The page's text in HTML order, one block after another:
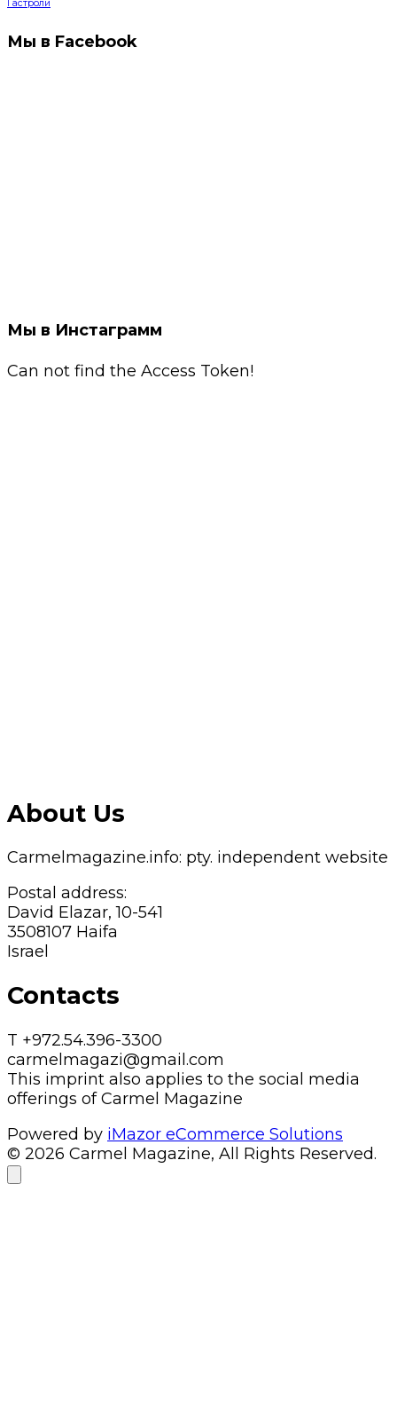
Гастроли
Мы в Facebook
Мы в Инстаграмм
Can not find the Access Token!
About Us
Carmelmagazine.info: pty. independent website
Postal address:
David Elazar, 10-541
3508107 Haifa
Israel
Contacts
T +972.54.396-3300
carmelmagazi@gmail.com
This imprint also applies to the social media
offerings of Carmel Magazine
Powered by iMazor eCommerce Solutions
© 2026 Carmel Magazine, All Rights Reserved.